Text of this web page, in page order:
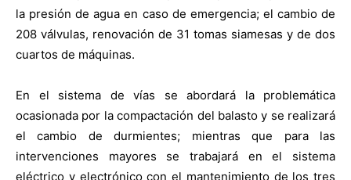
la presión de agua en caso de emergencia; el cambio de
208 válvulas, renovación de 31 tomas siamesas y de dos
cuartos de máquinas.
En el sistema de vías se abordará la problemática
ocasionada por la compactación del balasto y se realizará
el cambio de durmientes; mientras que para las
intervenciones mayores se trabajará en el sistema
eléctrico y electrónico con el mantenimiento de los tres